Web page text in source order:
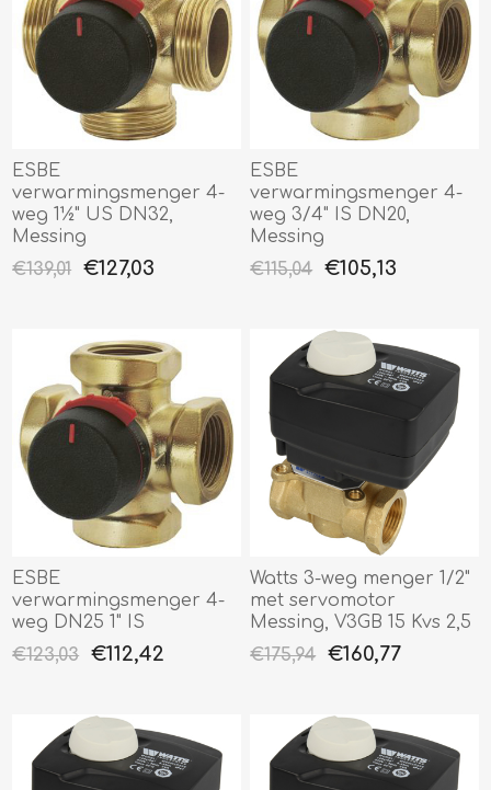
ESBE
verwarmingsmenger 4-
weg 1½" US DN32,
Messing
€139,01
€127,03
ESBE
verwarmingsmenger 4-
weg 3/4" IS DN20,
Messing
€115,04
€105,13
ESBE
verwarmingsmenger 4-
weg DN25 1" IS
€123,03
€112,42
Watts 3-weg menger 1/2"
met servomotor
Messing, V3GB 15 Kvs 2,5
€175,94
€160,77